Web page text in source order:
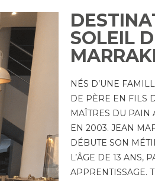
SOLEIL
NÉS D’UNE
DE PÈRE EN FILS
MAÎTRES DU PAIN
EN 2003. JEAN
DÉBUTE SON
L’ÂGE DE 13 ANS,
APPRENTISSAGE.